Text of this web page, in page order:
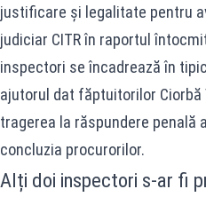
justificare și legalitate pentru
judiciar CITR în raportul
inspectori se încadrează în
ajutorul dat făptuitorilor Ciorbă
tragerea la răspundere penală
concluzia procurorilor.
Alți doi inspectori s-ar fi